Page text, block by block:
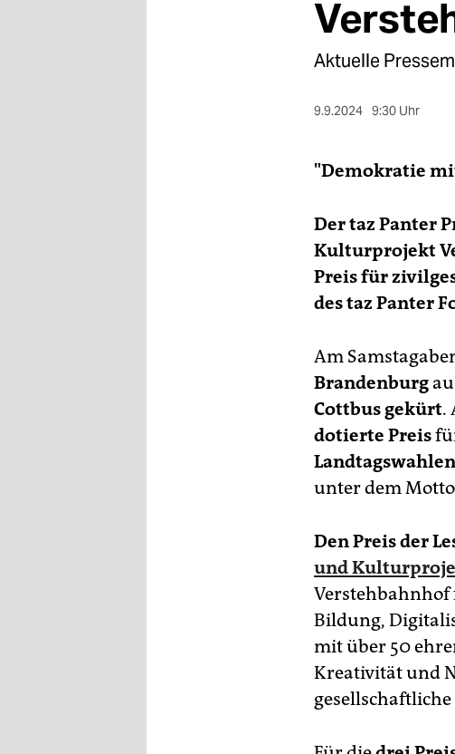
Aktuelle
9.9.2024 9:30 Uhr
"Demokratie
Der taz Panter
Kulturprojekt
Preis für
des taz Panter
Am
Brandenburg
Cottbus gekürt.
dotierte Preis
unter dem Motto
Den Preis der
und
Bildung,
mit über 50
Kreativität und